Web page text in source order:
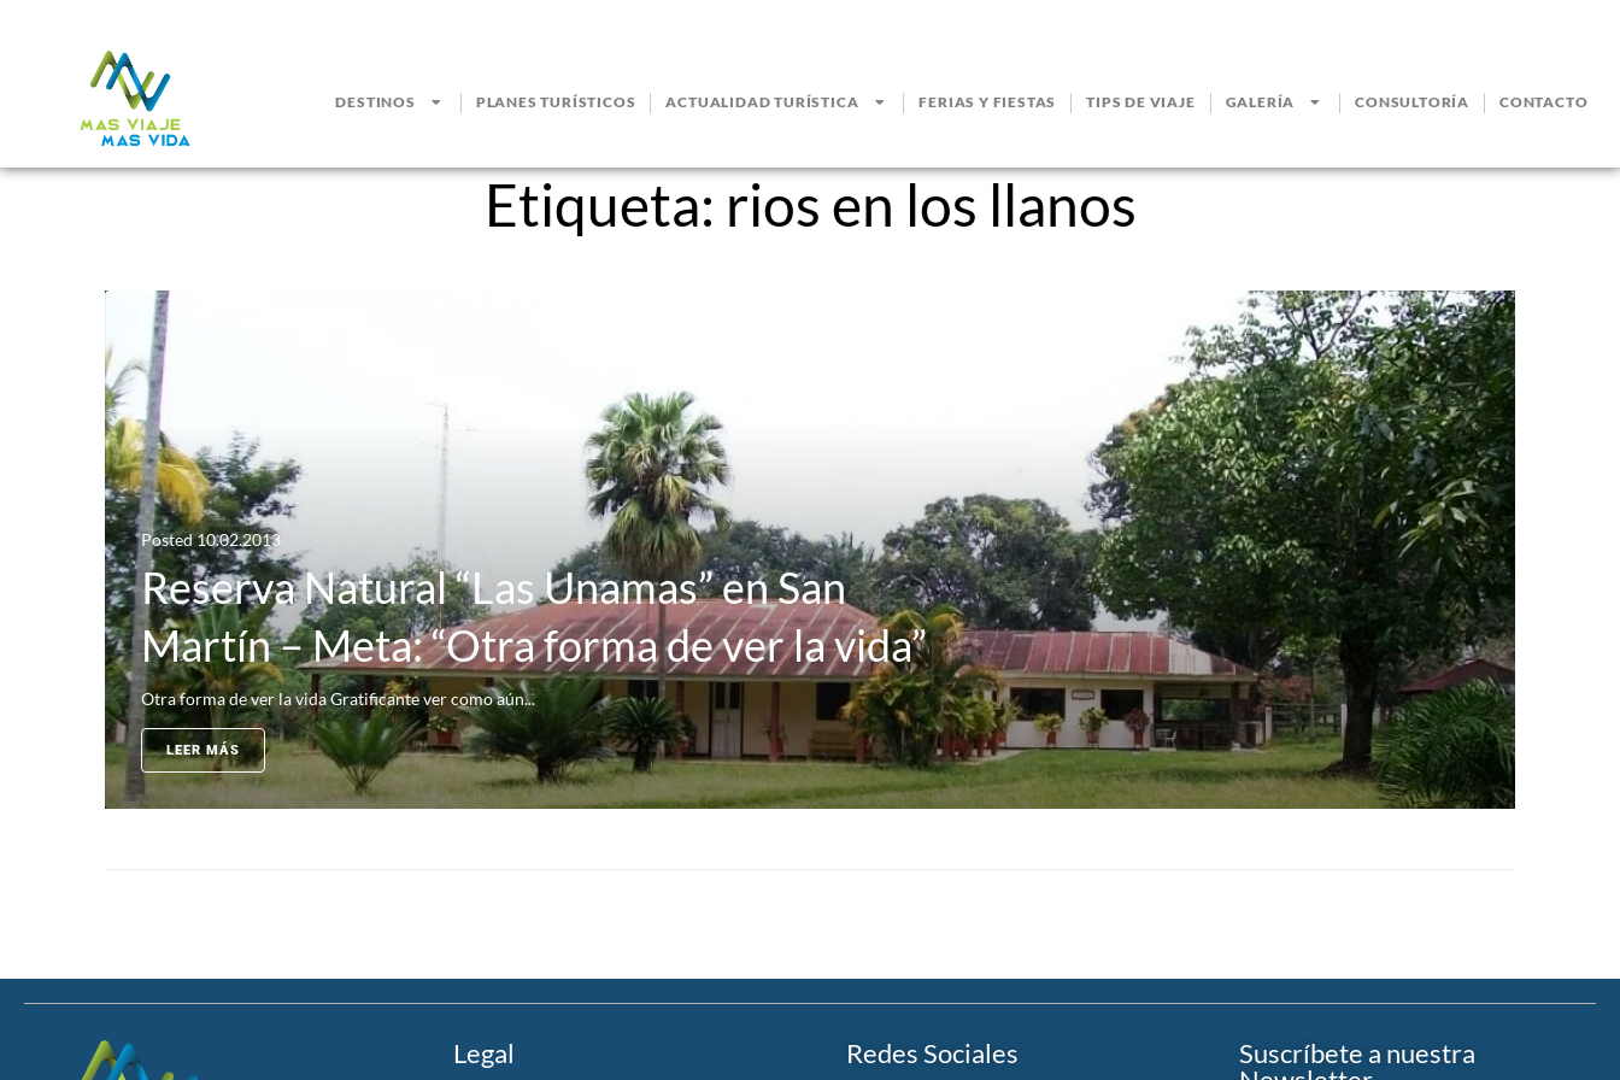
DESTINOS PLANES TURÍSTICOS ACTUALIDAD TURÍSTICA FERIAS Y FIESTAS TIPS DE VIAJE GALERÍA CONSULTORÍA CONTACTO
Etiqueta: rios en los llanos
Posted10.02.2013
Reserva Natural “Las Unamas” en San
Martín – Meta: “Otra forma de ver la vida”
Otra forma de ver la vida Gratificante ver como aún...
LEER MÁS
Legal Redes Sociales
Suscríbete a nuestra